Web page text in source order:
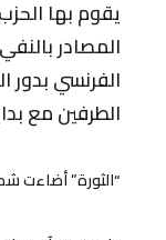
يقوم بها
المصادر
الفرنسي بدور
الطرفين مع
“الثورة” أضاءت